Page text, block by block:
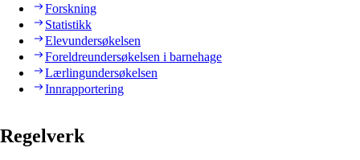
Forskning
Statistikk
Elevundersøkelsen
Foreldreundersøkelsen i barnehage
Lærlingundersøkelsen
Innrapportering
Regelverk